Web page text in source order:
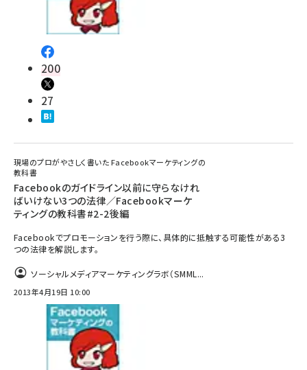
200
27
現場のプロがやさしく書いた Facebookマーケティングの
教科書
Facebookのガイドライン以前に守らなけれ
ばいけない3つの法律／Facebookマーケ
ティングの教科書#2-2後編
Facebookでプロモーションを行う際に、具体的に抵触する可能性がある3
つの法律を解説します。
ソーシャルメディアマーケティングラボ（SMML...
2013年4月19日 10:00